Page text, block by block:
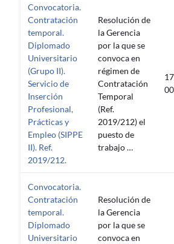
Convocatoria.
Contratación
temporal.
Diplomado
Universitario
(Grupo II).
Servicio de
Inserción
Profesional,
Prácticas y
Empleo (SIPPE
II). Ref.
2019/212.
Resolución de
la Gerencia
por la que se
convoca en
régimen de
Contratación
Temporal
(Ref.
2019/212) el
puesto de
trabajo …
Convocatoria.
Contratación
temporal.
Diplomado
Universitario
Resolución de
la Gerencia
por la que se
convoca en